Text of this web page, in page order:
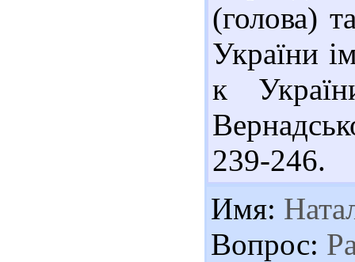
(голова)
України
к
239-246.
Имя:
Вопрос: